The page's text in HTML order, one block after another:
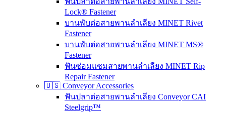
Lock® Fastener
บานพับต่อสายพานลำเลียง MINET Rivet
Fastener
บานพับต่อสายพานลำเลียง MINET MS®
Fastener
ฟันซ่อมแซมสายพานลำเลียง MINET Rip
Repair Fastener
🇺🇸 Conveyor Accessories
ฟันปลาต่อสายพานลำเลียง Conveyor CAI
Steelgrip™